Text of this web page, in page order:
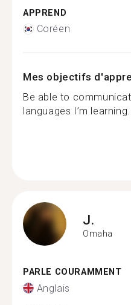
APPREND
Coréen
Mes objectifs
Be able to
languages I’m
J.
Omaha
PARLE COURAMMENT
Anglais